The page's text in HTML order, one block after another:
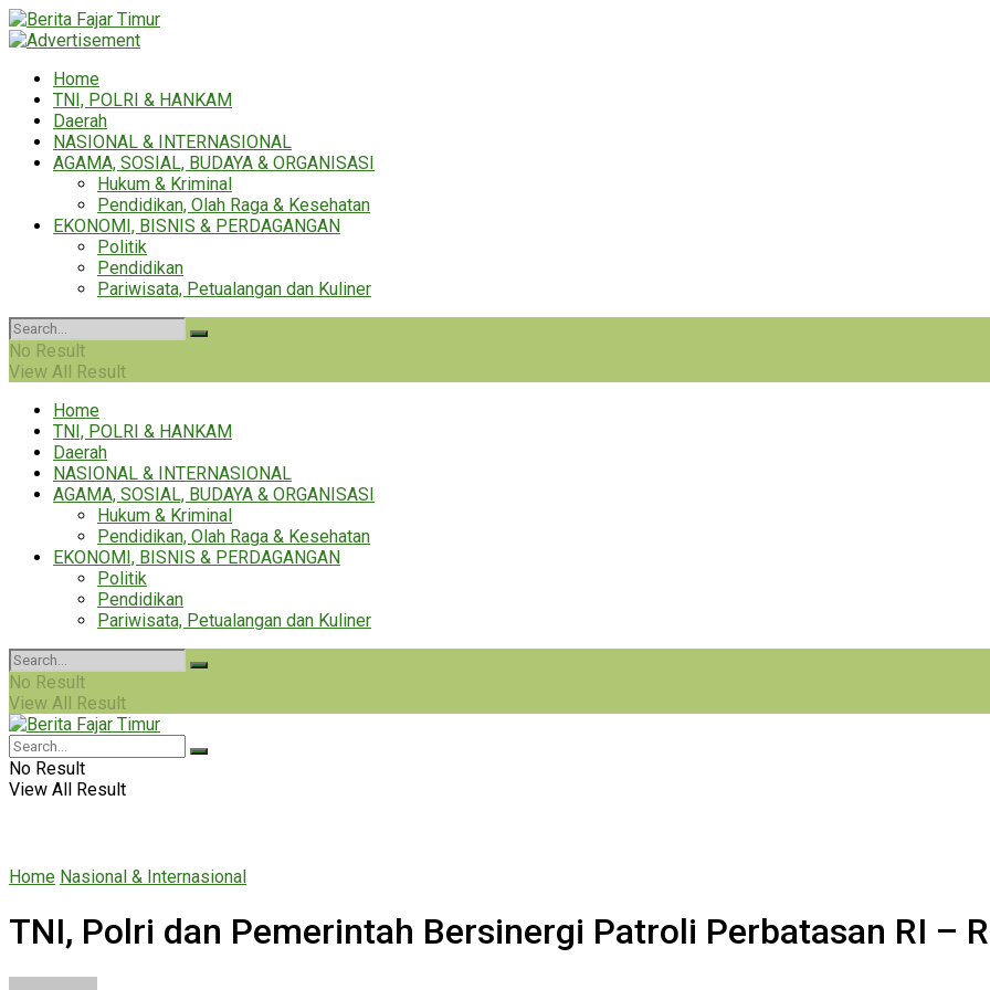
Home
TNI, POLRI & HANKAM
Daerah
NASIONAL & INTERNASIONAL
AGAMA, SOSIAL, BUDAYA & ORGANISASI
Hukum & Kriminal
Pendidikan, Olah Raga & Kesehatan
EKONOMI, BISNIS & PERDAGANGAN
Politik
Pendidikan
Pariwisata, Petualangan dan Kuliner
No Result
View All Result
Home
TNI, POLRI & HANKAM
Daerah
NASIONAL & INTERNASIONAL
AGAMA, SOSIAL, BUDAYA & ORGANISASI
Hukum & Kriminal
Pendidikan, Olah Raga & Kesehatan
EKONOMI, BISNIS & PERDAGANGAN
Politik
Pendidikan
Pariwisata, Petualangan dan Kuliner
No Result
View All Result
No Result
View All Result
Home Nasional & Internasional
TNI, Polri dan Pemerintah Bersinergi Patroli Perbatasan RI –